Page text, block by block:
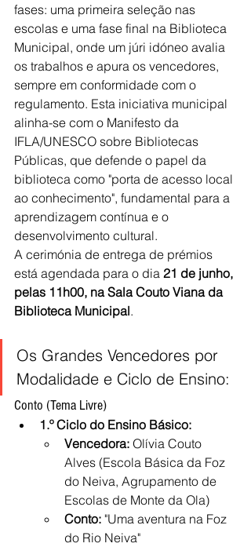
fases: uma primeira seleção nas
escolas e uma fase final na Biblioteca
Municipal, onde um júri idóneo avalia
os trabalhos e apura os vencedores,
sempre em conformidade com o
regulamento. Esta iniciativa municipal
alinha-se com o Manifesto da
IFLA/UNESCO sobre Bibliotecas
Públicas, que defende o papel da
biblioteca como "porta de acesso local
ao conhecimento", fundamental para a
aprendizagem contínua e o
desenvolvimento cultural.
A cerimónia de entrega de prémios
está agendada para o dia 21 de junho,
pelas 11h00, na Sala Couto Viana da
Biblioteca Municipal.
Os Grandes Vencedores por
Modalidade e Ciclo de Ensino:
Conto (Tema Livre)
1.º Ciclo do Ensino Básico:
Vencedora: Olívia Couto
Alves (Escola Básica da Foz
do Neiva, Agrupamento de
Escolas de Monte da Ola)
Conto: "Uma aventura na Foz
do Rio Neiva"